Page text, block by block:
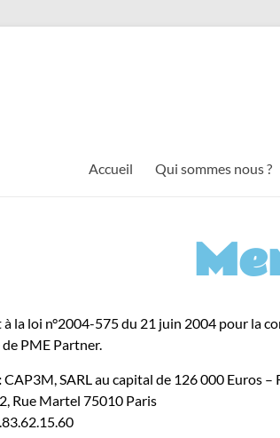
Accueil Qui sommes nous ?
la loi n°2004-575 du 21 juin 2004 pour la
PME Partner.
CAP3M, SARL au capital de 126 000 Euros
Rue Martel 75010 Paris